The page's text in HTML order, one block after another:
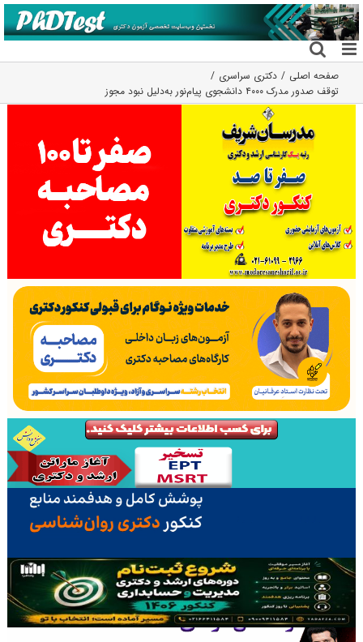
رفتن
به
محتوا
صفحه اصلی
دکتری سراسری
توقف صدور مدرک ۴۰۰۰ دانشجوی پیام‌نور به‌دلیل نبود مجوز